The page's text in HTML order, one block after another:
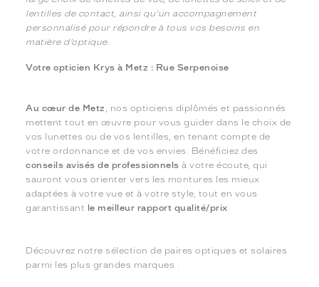
lentilles de contact, ainsi qu’un accompagnement
personnalisé pour répondre à tous vos besoins en
matière d’optique.
Votre opticien Krys à Metz : Rue Serpenoise
Au cœur de Metz , nos opticiens diplômés et passionnés
mettent tout en œuvre pour vous guider dans le choix de
vos lunettes ou de vos lentilles, en tenant compte de
votre ordonnance et de vos envies. Bénéficiez des
conseils avisés de professionnels à votre écoute, qui
sauront vous orienter vers les montures les mieux
adaptées à votre vue et à votre style, tout en vous
garantissant le meilleur rapport qualité/prix.
Découvrez notre sélection de paires optiques et solaires
parmi les plus grandes marques :